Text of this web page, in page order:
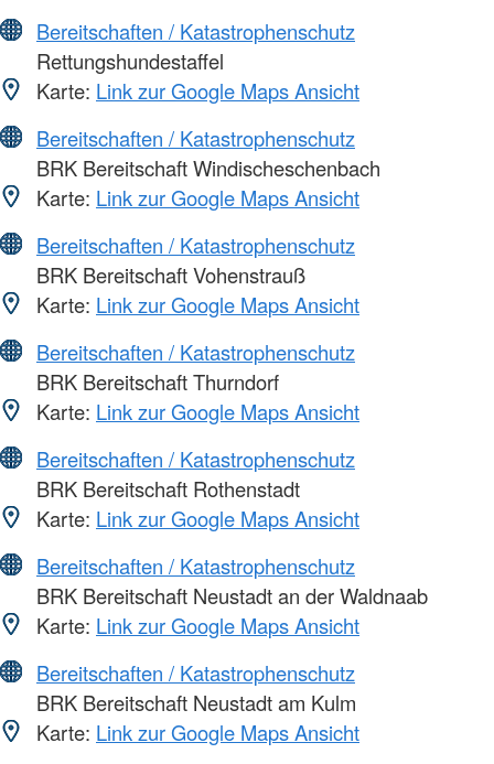
Bereitschaften / Katastrophenschutz
Rettungshundestaffel
Karte: Link zur Google Maps Ansicht
Bereitschaften / Katastrophenschutz
BRK Bereitschaft Windischeschenbach
Karte: Link zur Google Maps Ansicht
Bereitschaften / Katastrophenschutz
BRK Bereitschaft Vohenstrauß
Karte: Link zur Google Maps Ansicht
Bereitschaften / Katastrophenschutz
BRK Bereitschaft Thurndorf
Karte: Link zur Google Maps Ansicht
Bereitschaften / Katastrophenschutz
BRK Bereitschaft Rothenstadt
Karte: Link zur Google Maps Ansicht
Bereitschaften / Katastrophenschutz
BRK Bereitschaft Neustadt an der Waldnaab
Karte: Link zur Google Maps Ansicht
Bereitschaften / Katastrophenschutz
BRK Bereitschaft Neustadt am Kulm
Karte: Link zur Google Maps Ansicht